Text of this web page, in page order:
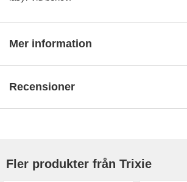
Mer information
Recensioner
Fler produkter från Trixie